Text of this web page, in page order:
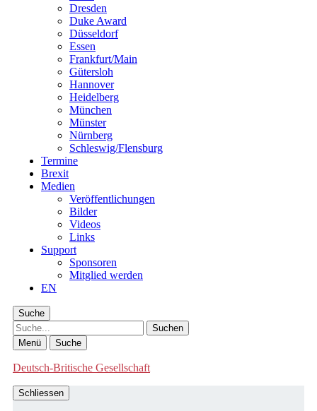
Dresden
Duke Award
Düsseldorf
Essen
Frankfurt/Main
Gütersloh
Hannover
Heidelberg
München
Münster
Nürnberg
Schleswig/Flensburg
Termine
Brexit
Medien
Veröffentlichungen
Bilder
Videos
Links
Support
Sponsoren
Mitglied werden
EN
Suche
Suche
Menü Suche
Deutsch-Britische Gesellschaft
Schliessen